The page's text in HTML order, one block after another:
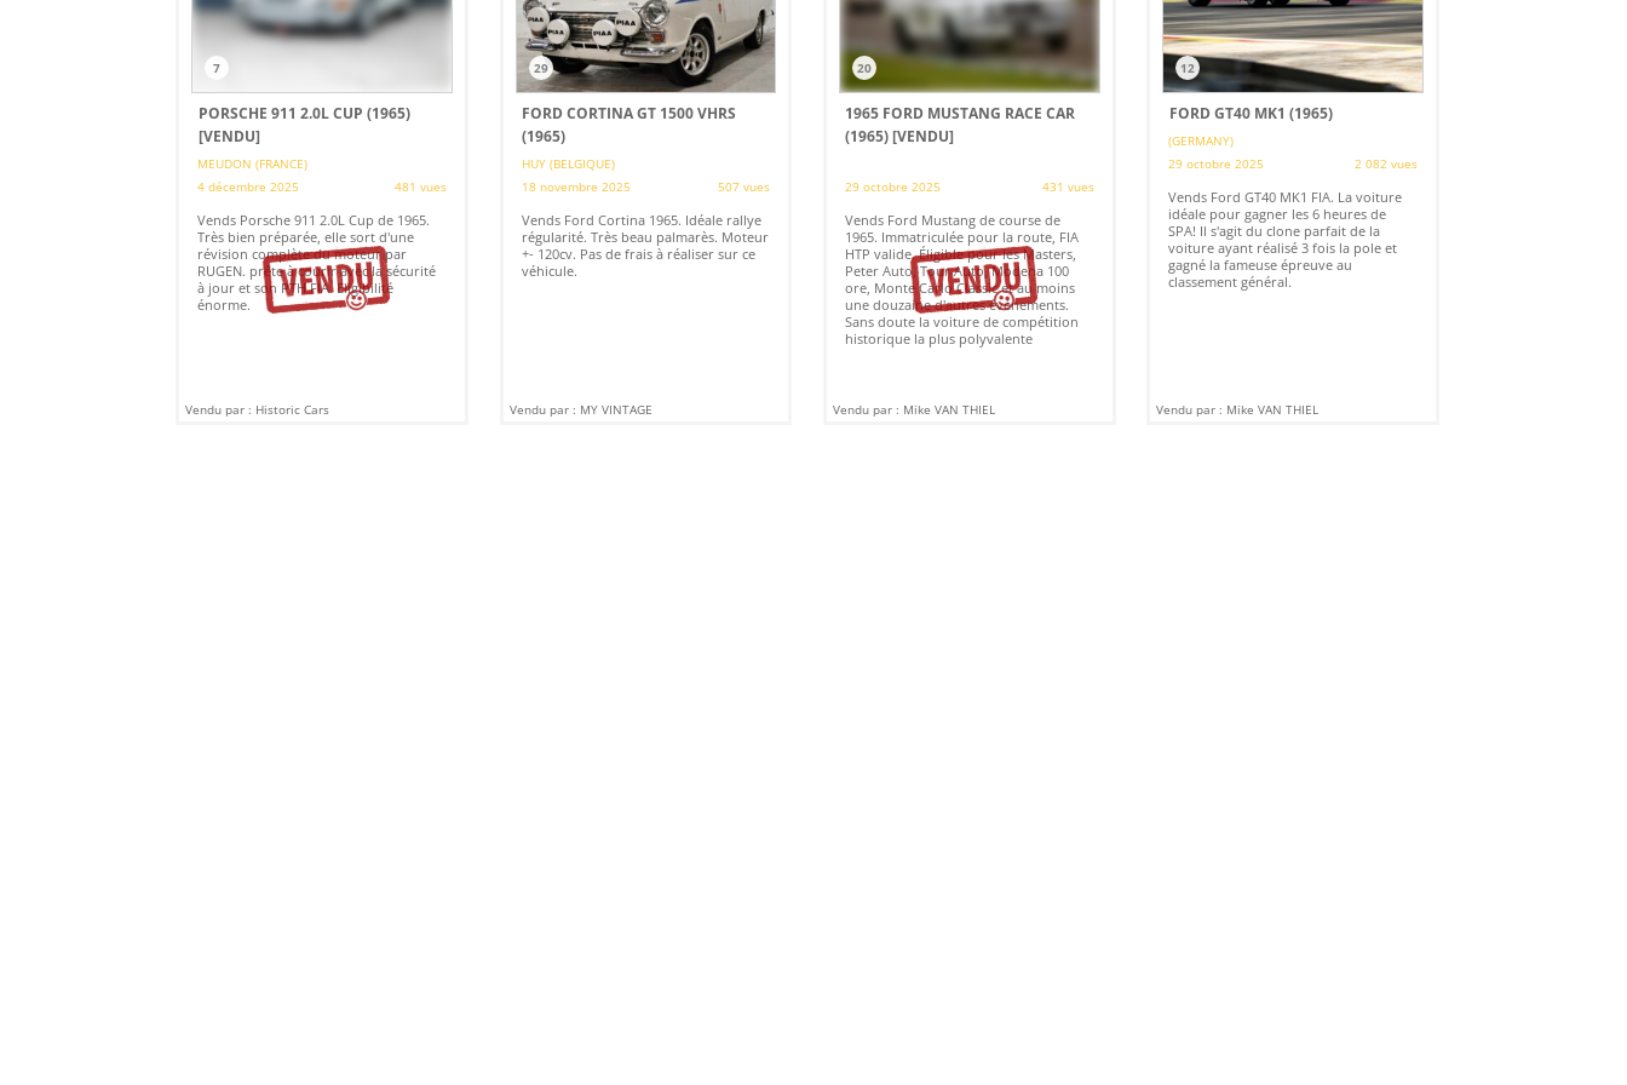
7
PORSCHE 911 2.0L CUP (1965)
[VENDU]
MEUDON (FRANCE)
4 décembre 2025
481 vues
Vends Porsche 911 2.0L Cup de 1965.
Très bien préparée, elle sort d'une
révision complète du moteur par
RUGEN. prête à courir avec la sécurité
à jour et son PTH FIA. Eligibilité
énorme.
Vendu par : Historic Cars
29
FORD CORTINA GT 1500 VHRS
(1965)
HUY (BELGIQUE)
18 novembre 2025
507 vues
Vends Ford Cortina 1965. Idéale rallye
régularité. Très beau palmarès. Moteur
+- 120cv. Pas de frais à réaliser sur ce
véhicule.
Vendu par : MY VINTAGE
20
1965 FORD MUSTANG RACE CAR
(1965)[VENDU]
29 octobre 2025 431 vues
Vends Ford Mustang de course de
1965. Immatriculée pour la route, FIA
HTP valide. Éligible pour les Masters,
Peter Auto, Tour Auto, Modena 100
ore, Monte Carlo Classic et au moins
une douzaine d'autres événements.
Sans doute la voiture de compétition
historique la plus polyvalente
Vendu par : Mike VAN THIEL
12
FORD GT40 MK1 (1965)
(GERMANY)
29 octobre 2025
2 082 vues
Vends Ford GT40 MK1 FIA. La voiture
idéale pour gagner les 6 heures de
SPA! Il s'agit du clone parfait de la
voiture ayant réalisé 3 fois la pole et
gagné la fameuse épreuve au
classement général.
Vendu par : Mike VAN THIEL